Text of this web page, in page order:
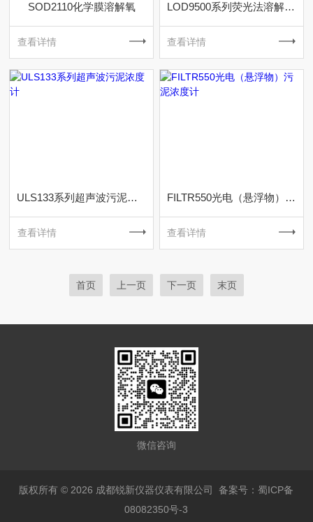
SOD2110化学膜溶解氧
查看详情
LOD9500系列荧光法溶解氧仪
查看详情
ULS133系列超声波污泥浓度计
查看详情
FILTR550光电（悬浮物）污泥浓度计
查看详情
首页 上一页 下一页 末页
微信咨询
版权所有 © 2026 成都锐新仪器仪表有限公司备案号：蜀ICP备
08082350号-3